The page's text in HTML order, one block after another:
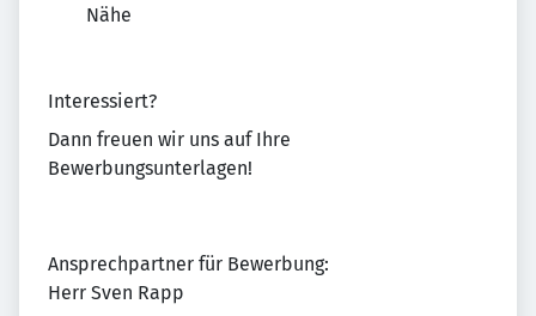
Nähe
Interessiert?
Dann freuen wir uns auf Ihre
Bewerbungsunterlagen!
Ansprechpartner für Bewerbung:
Herr Sven Rapp